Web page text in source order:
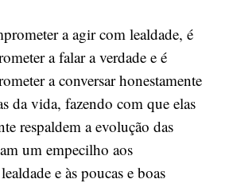
a agir com lealdade, é
a falar a verdade e é
a conversar honestamente
da vida, fazendo com que elas
respaldem a evolução das
um empecilho aos
e às poucas e boas